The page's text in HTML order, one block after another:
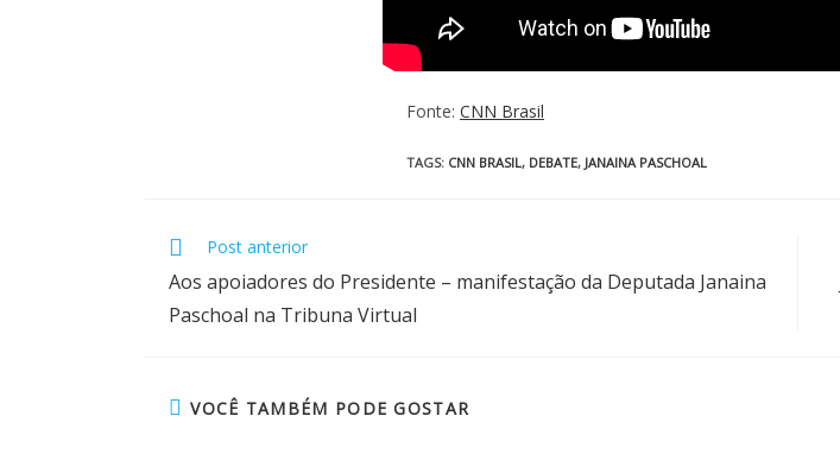
Fonte: CNN Brasil
TAGS: CNN BRASIL, DEBATE, JANAINA PASCHOAL
Post anterior
Aos apoiadores do Presidente – manifestação da Deputada Janaina
Paschoal na Tribuna Virtual
VOCÊ TAMBÉM PODE GOSTAR